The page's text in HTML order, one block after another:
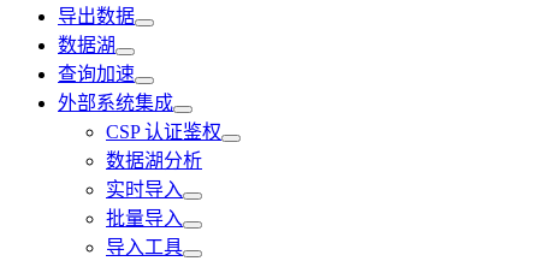
导出数据
数据湖
查询加速
外部系统集成
CSP 认证鉴权
数据湖分析
实时导入
批量导入
导入工具